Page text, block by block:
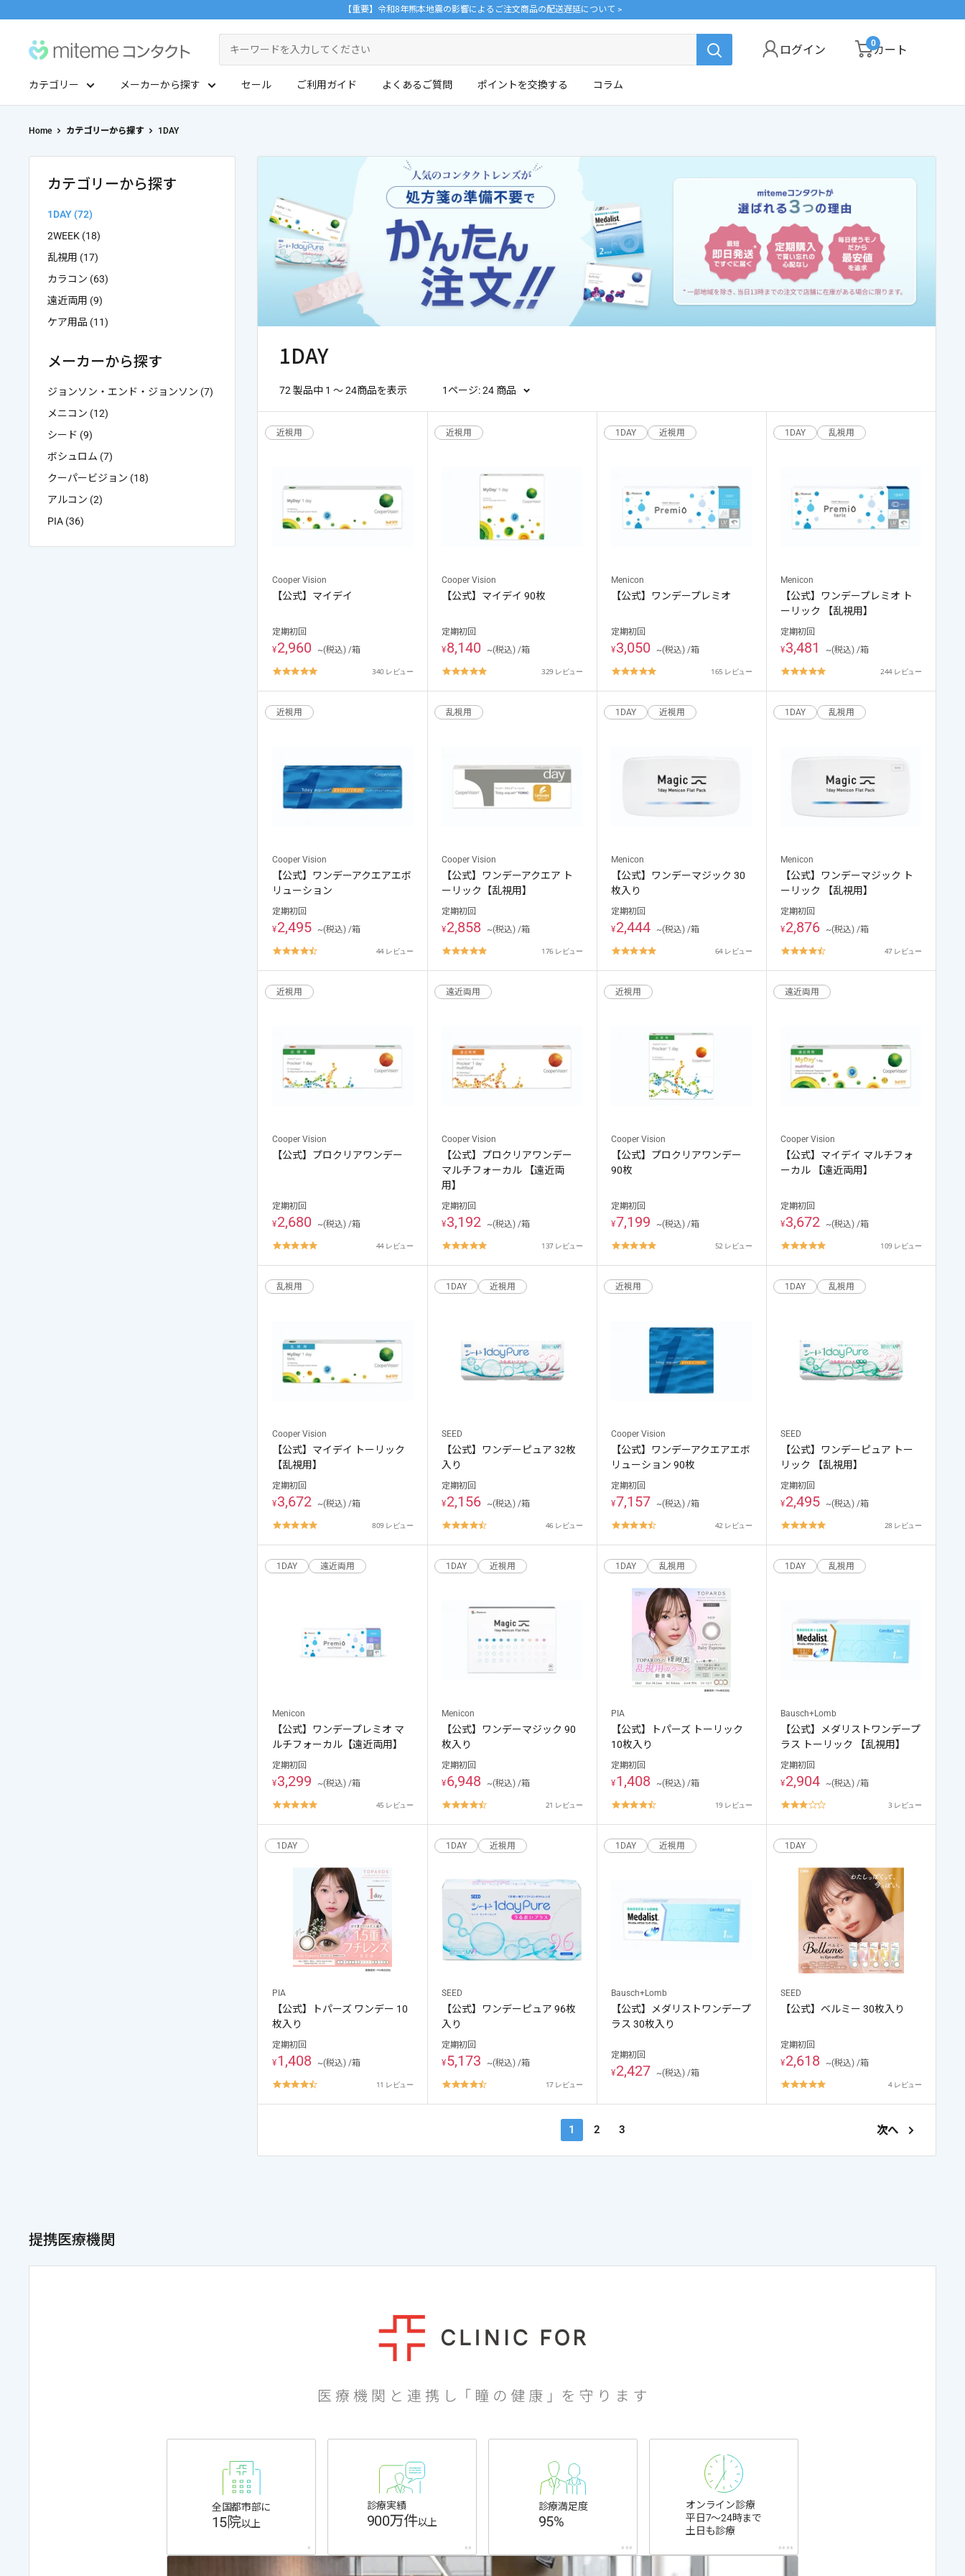
【重要】令和8年熊本地震の影響によるご注文商品の配送遅延について >
miteme
ログイン 0カート
ポイントを交換する
ログイン・新規会員登録はこちら
クリニックフォアやアプリ「クリフォア」と同じアカウントをご利用いただけます。
1Day
ケア用品
メーカーから探す
ジョンソン・エンド・ジョンソン
PIA
コラム
ご利用ガイド
よくあるご質問
カテゴリー メーカーから探す セール ご利用ガイド よくあるご質問 ポイントを交換する コラム
次回のご利用をお待ちしております。
ログアウトする
Home カテゴリーから探す 1DAY
カテゴリーから探す
1DAY (72)
2WEEK (18)
乱視用 (17)
カラコン (63)
遠近両用 (9)
ケア用品 (11)
メーカーから探す
ジョンソン・エンド・ジョンソン (7)
メニコン (12)
シード (9)
ボシュロム (7)
クーパービジョン (18)
アルコン (2)
PIA (36)
1DAY
72 製品中 1 〜 24商品を表示 1ページ: 24 商品
近視用
Cooper Vision
【公式】マイデイ
定期初回
¥2,960 ~(税込) /箱
4.8
rating
340 レビュー
近視用
Cooper Vision
【公式】マイデイ 90枚
定期初回
¥8,140 ~(税込) /箱
4.8
rating
329 レビュー
1DAY 近視用
Menicon
【公式】ワンデープレミオ
定期初回
¥3,050 ~(税込) /箱
4.8
rating
165 レビュー
1DAY 乱視用
Menicon
【公式】ワンデープレミオ ト
ーリック 【乱視用】
定期初回
¥3,481 ~(税込) /箱
4.8
rating
244 レビュー
近視用
Cooper Vision
【公式】ワンデーアクエアエボ
リューション
定期初回
¥2,495 ~(税込) /箱
4.7
rating
44 レビュー
乱視用
Cooper Vision
【公式】ワンデーアクエア ト
ーリック【乱視用】
定期初回
¥2,858 ~(税込) /箱
4.8
rating
176 レビュー
1DAY 近視用
Menicon
【公式】ワンデーマジック 30
枚入り
定期初回
¥2,444 ~(税込) /箱
4.8
rating
64 レビュー
1DAY 乱視用
Menicon
【公式】ワンデーマジック ト
ーリック 【乱視用】
定期初回
¥2,876 ~(税込) /箱
4.5
rating
47 レビュー
近視用
Cooper Vision
【公式】プロクリアワンデー
定期初回
¥2,680 ~(税込) /箱
4.8
rating
44 レビュー
遠近両用
Cooper Vision
【公式】プロクリアワンデー
マルチフォーカル 【遠近両
用】
定期初回
¥3,192 ~(税込) /箱
4.8
rating
137 レビュー
近視用
Cooper Vision
【公式】プロクリアワンデー
90枚
定期初回
¥7,199 ~(税込) /箱
4.8
rating
52 レビュー
遠近両用
Cooper Vision
【公式】マイデイ マルチフォ
ーカル 【遠近両用】
定期初回
¥3,672 ~(税込) /箱
4.9
rating
109 レビュー
乱視用
Cooper Vision
【公式】マイデイ トーリック
【乱視用】
定期初回
¥3,672 ~(税込) /箱
4.8
rating
809 レビュー
1DAY 近視用
SEED
【公式】ワンデーピュア 32枚
入り
定期初回
¥2,156 ~(税込) /箱
4.7
rating
46 レビュー
近視用
Cooper Vision
【公式】ワンデーアクエアエボ
リューション 90枚
定期初回
¥7,157 ~(税込) /箱
4.7
rating
42 レビュー
1DAY 乱視用
SEED
【公式】ワンデーピュア トー
リック 【乱視用】
定期初回
¥2,495 ~(税込) /箱
4.8
rating
28 レビュー
1DAY 遠近両用
Menicon
【公式】ワンデープレミオ マ
ルチフォーカル【遠近両用】
定期初回
¥3,299 ~(税込) /箱
4.8
rating
45 レビュー
1DAY 近視用
Menicon
【公式】ワンデーマジック 90
枚入り
定期初回
¥6,948 ~(税込) /箱
4.6
rating
21 レビュー
1DAY 乱視用
PIA
【公式】トパーズ トーリック
10枚入り
定期初回
¥1,408 ~(税込) /箱
4.6
rating
19 レビュー
1DAY 乱視用
Bausch+Lomb
【公式】メダリストワンデープ
ラス トーリック 【乱視用】
定期初回
¥2,904 ~(税込) /箱
3.0
rating
3 レビュー
1DAY
PIA
【公式】トパーズ ワンデー 10
枚入り
定期初回
¥1,408 ~(税込) /箱
4.5
rating
11 レビュー
1DAY 近視用
SEED
【公式】ワンデーピュア 96枚
入り
定期初回
¥5,173 ~(税込) /箱
4.5
rating
17 レビュー
1DAY 近視用
Bausch+Lomb
【公式】メダリストワンデープ
ラス 30枚入り
定期初回
¥2,427 ~(税込) /箱
1DAY
SEED
【公式】ベルミー 30枚入り
定期初回
¥2,618 ~(税込) /箱
4.8
rating
4 レビュー
1 2 3 次へ
提携医療機関
全国都市部に
15院以上
*
診療実績
900万件以上
**
診療満足度
95%
***
オンライン診療
平日7〜24時まで
土日も診療
****